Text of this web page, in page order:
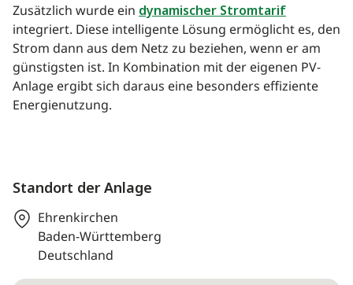
Zusätzlich wurde ein dynamischer Stromtarif
integriert. Diese intelligente Lösung ermöglicht es, den
Strom dann aus dem Netz zu beziehen, wenn er am
günstigsten ist. In Kombination mit der eigenen PV-
Anlage ergibt sich daraus eine besonders effiziente
Energienutzung.
Standort der Anlage
Ehrenkirchen
Baden-Württemberg
Deutschland